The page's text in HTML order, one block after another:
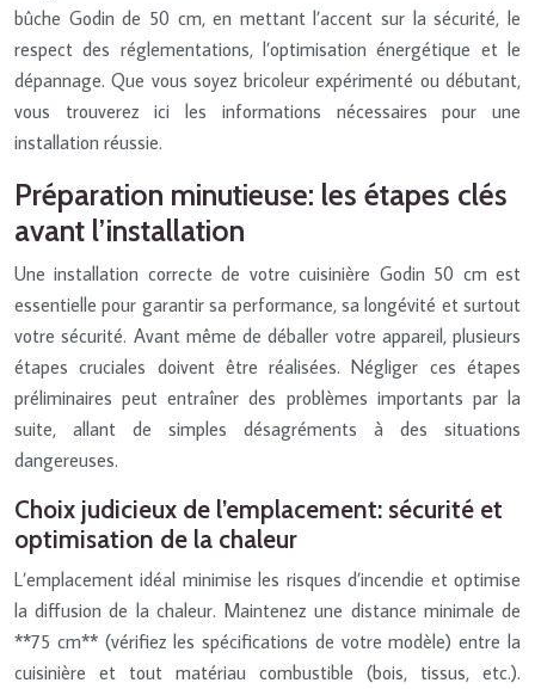
bûche Godin de 50 cm, en mettant l’accent sur la sécurité, le
respect des réglementations, l’optimisation énergétique et le
dépannage. Que vous soyez bricoleur expérimenté ou débutant,
vous trouverez ici les informations nécessaires pour une
installation réussie.
Préparation minutieuse: les étapes clés
avant l’installation
Une installation correcte de votre cuisinière Godin 50 cm est
essentielle pour garantir sa performance, sa longévité et surtout
votre sécurité. Avant même de déballer votre appareil, plusieurs
étapes cruciales doivent être réalisées. Négliger ces étapes
préliminaires peut entraîner des problèmes importants par la
suite, allant de simples désagréments à des situations
dangereuses.
Choix judicieux de l’emplacement: sécurité et
optimisation de la chaleur
L’emplacement idéal minimise les risques d’incendie et optimise
la diffusion de la chaleur. Maintenez une distance minimale de
**75 cm** (vérifiez les spécifications de votre modèle) entre la
cuisinière et tout matériau combustible (bois, tissus, etc.).